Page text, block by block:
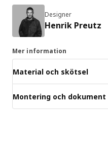
Designer
Henrik Preutz
Mer information
Material och skötsel
Montering och dokument